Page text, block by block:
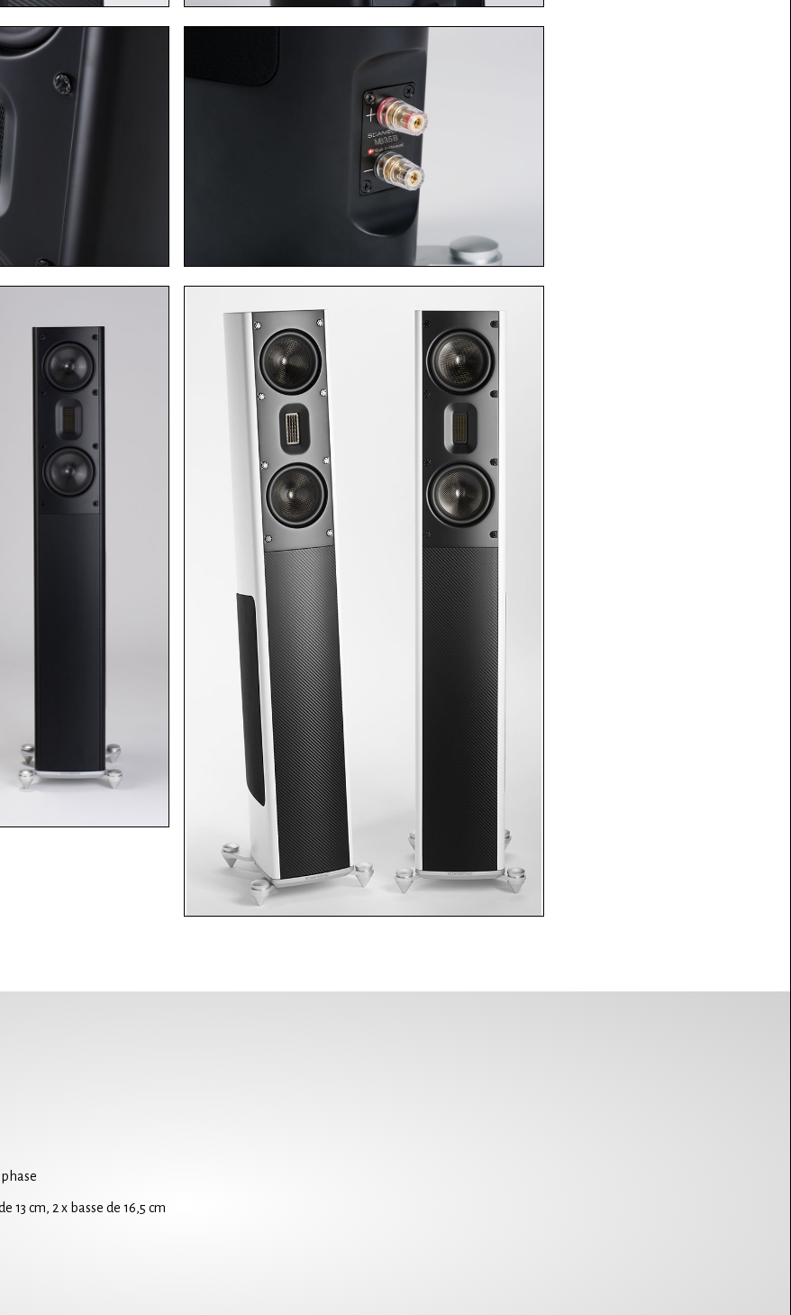
13 cm, 2 x basse de 16,5 cm